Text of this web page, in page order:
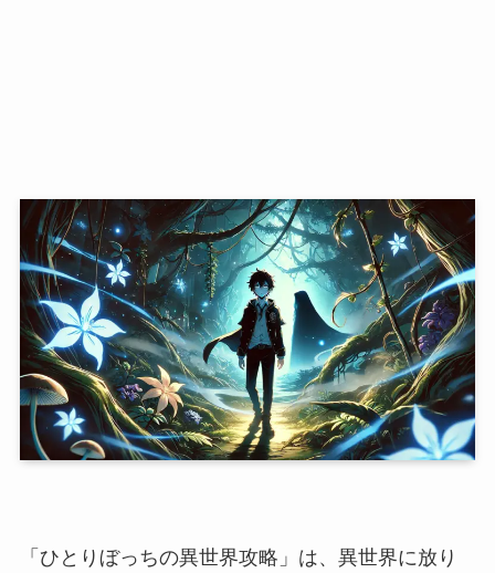
「ひとりぼっちの異世界攻略」は、異世界に放り